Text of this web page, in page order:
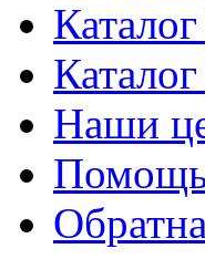
Каталог
Каталог
Наши
Помощь